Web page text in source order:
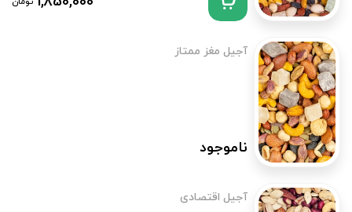
آجیل مغز ممتاز
ناموجود
آجیل اقتصادی